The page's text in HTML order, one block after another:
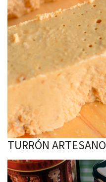
TURRÓN ARTESANO